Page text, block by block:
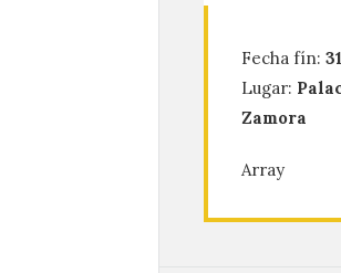
Fecha fín:
Lugar:
Zamora
Array